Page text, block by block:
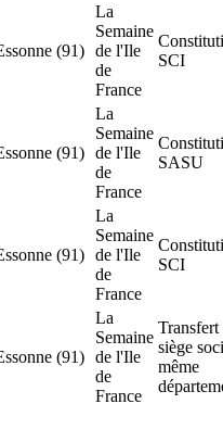
(91)
La
Semaine
de l'Ile
de
France
SCI
(91)
La
Semaine
de l'Ile
de
France
SASU
(91)
La
Semaine
de l'Ile
de
France
SCI
(91)
La
Semaine
de l'Ile
de
France
Transfert
siège
même